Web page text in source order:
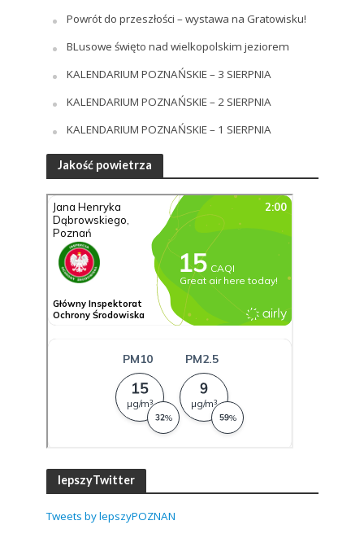
Powrót do przeszłości – wystawa na Gratowisku!
BLusowe święto nad wielkopolskim jeziorem
KALENDARIUM POZNAŃSKIE – 3 SIERPNIA
KALENDARIUM POZNAŃSKIE – 2 SIERPNIA
KALENDARIUM POZNAŃSKIE – 1 SIERPNIA
Jakość powietrza
lepszyTwitter
Tweets by lepszyPOZNAN